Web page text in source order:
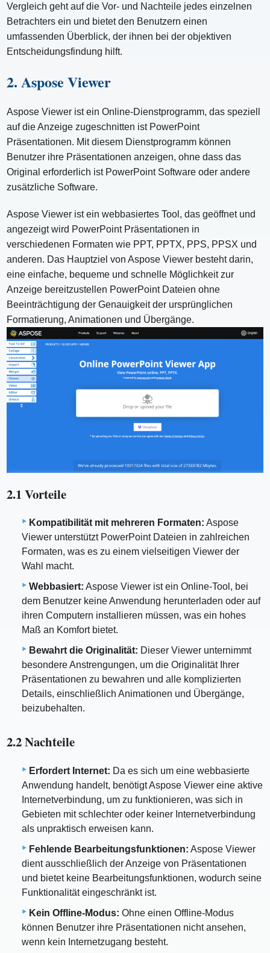
Vergleich geht auf die Vor- und Nachteile jedes einzelnen
Betrachters ein und bietet den Benutzern einen
umfassenden Überblick, der ihnen bei der objektiven
Entscheidungsfindung hilft.
2. Aspose Viewer
Aspose Viewer ist ein Online-Dienstprogramm, das speziell
auf die Anzeige zugeschnitten ist PowerPoint
Präsentationen. Mit diesem Dienstprogramm können
Benutzer ihre Präsentationen anzeigen, ohne dass das
Original erforderlich ist PowerPoint Software oder andere
zusätzliche Software.
Aspose Viewer ist ein webbasiertes Tool, das geöffnet und
angezeigt wird PowerPoint Präsentationen in
verschiedenen Formaten wie PPT, PPTX, PPS, PPSX und
anderen. Das Hauptziel von Aspose Viewer besteht darin,
eine einfache, bequeme und schnelle Möglichkeit zur
Anzeige bereitzustellen PowerPoint Dateien ohne
Beeinträchtigung der Genauigkeit der ursprünglichen
Formatierung, Animationen und Übergänge.
2.1 Vorteile
Kompatibilität mit mehreren Formaten: Aspose
Viewer unterstützt PowerPoint Dateien in zahlreichen
Formaten, was es zu einem vielseitigen Viewer der
Wahl macht.
Webbasiert: Aspose Viewer ist ein Online-Tool, bei
dem Benutzer keine Anwendung herunterladen oder auf
ihren Computern installieren müssen, was ein hohes
Maß an Komfort bietet.
Bewahrt die Originalität: Dieser Viewer unternimmt
besondere Anstrengungen, um die Originalität Ihrer
Präsentationen zu bewahren und alle komplizierten
Details, einschließlich Animationen und Übergänge,
beizubehalten.
2.2 Nachteile
Erfordert Internet: Da es sich um eine webbasierte
Anwendung handelt, benötigt Aspose Viewer eine aktive
Internetverbindung, um zu funktionieren, was sich in
Gebieten mit schlechter oder keiner Internetverbindung
als unpraktisch erweisen kann.
Fehlende Bearbeitungsfunktionen: Aspose Viewer
dient ausschließlich der Anzeige von Präsentationen
und bietet keine Bearbeitungsfunktionen, wodurch seine
Funktionalität eingeschränkt ist.
Kein Offline-Modus: Ohne einen Offline-Modus
können Benutzer ihre Präsentationen nicht ansehen,
wenn kein Internetzugang besteht.